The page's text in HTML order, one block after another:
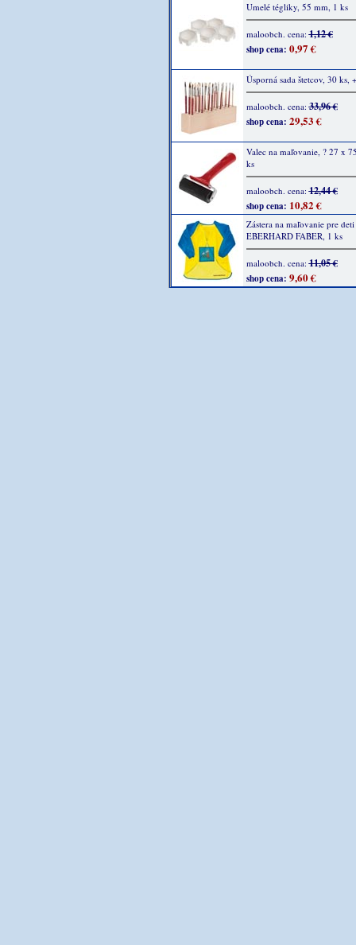
Umelé tégliky, 55 mm, 1 ks
maloobch. cena:1,12 €
shop cena: 0,97 €
Úsporná sada štetcov, 30 ks,
maloobch. cena:33,96 €
shop cena: 29,53 €
Valec na maľovanie, ? 27 x
ks
maloobch. cena:12,44 €
shop cena: 10,82 €
Zástera na maľovanie pre deti
EBERHARD FABER, 1 ks
maloobch. cena:11,05 €
shop cena: 9,60 €